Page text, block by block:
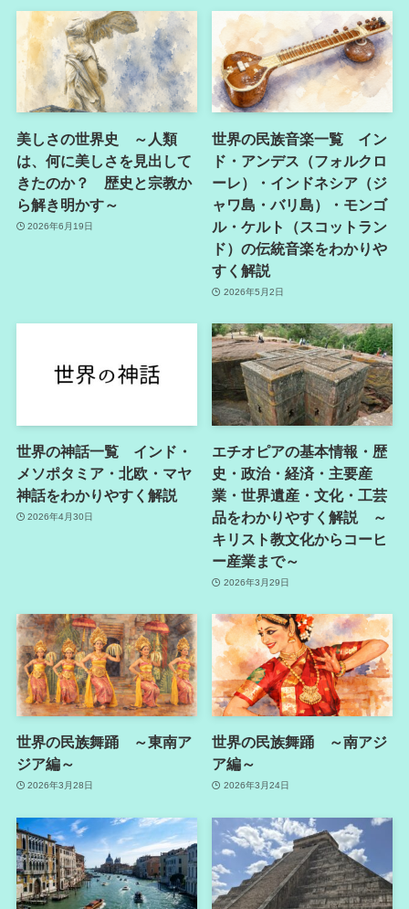
美しさの世界史 ～人類
は、何に美しさを見出して
きたのか？ 歴史と宗教か
ら解き明かす～
2026年6月19日
世界の民族音楽一覧 イン
ド・アンデス（フォルクロ
ーレ）・インドネシア（ジ
ャワ島・バリ島）・モンゴ
ル・ケルト（スコットラン
ド）の伝統音楽をわかりや
すく解説
2026年5月2日
世界の神話一覧 インド・
メソポタミア・北欧・マヤ
神話をわかりやすく解説
2026年4月30日
エチオピアの基本情報・歴
史・政治・経済・主要産
業・世界遺産・文化・工芸
品をわかりやすく解説 ～
キリスト教文化からコーヒ
ー産業まで～
2026年3月29日
世界の民族舞踊 ～東南ア
ジア編～
2026年3月28日
世界の民族舞踊 ～南アジ
ア編～
2026年3月24日